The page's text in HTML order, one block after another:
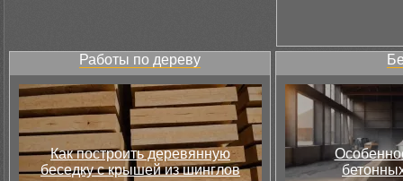
Работы по дереву
Как построить деревянную
беседку с крышей из шинглов